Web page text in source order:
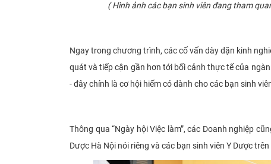
( Hình ảnh các bạn sinh viên đang tham
Ngay trong chương trình, các cố vấn dày dặn kinh
quát và tiếp cận gần hơn tới bối cảnh thực tế của
- đây chính là cơ hội hiếm có dành cho các bạn sinh
Thông qua “Ngày hội Việc làm”, các Doanh nghiệp
Dược Hà Nội nói riêng và các bạn sinh viên Y Dược